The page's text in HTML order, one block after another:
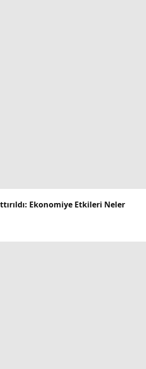
Ekonomiye Etkileri Neler